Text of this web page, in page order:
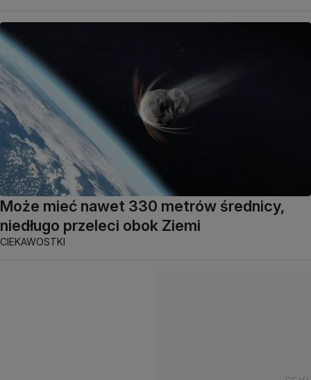
Może mieć nawet 330 metrów średnicy,
niedługo przeleci obok Ziemi
CIEKAWOSTKI